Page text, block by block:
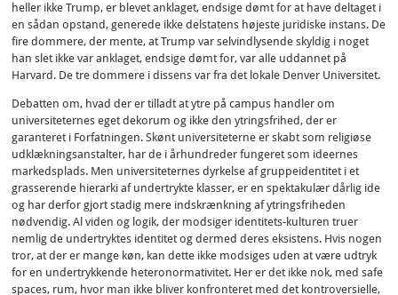
heller ikke Trump, er blevet anklaget, endsige dømt for at have deltaget i
en sådan opstand, generede ikke delstatens højeste juridiske instans. De
fire dommere, der mente, at Trump var selvindlysende skyldig i noget
han slet ikke var anklaget, endsige dømt for, var alle uddannet på
Harvard. De tre dommere i dissens var fra det lokale Denver Universitet.
Debatten om, hvad der er tilladt at ytre på campus handler om
universiteternes eget dekorum og ikke den ytringsfrihed, der er
garanteret i Forfatningen. Skønt universiteterne er skabt som religiøse
udklækningsanstalter, har de i århundreder fungeret som ideernes
markedsplads. Men universiteternes dyrkelse af gruppeidentitet i et
grasserende hierarki af undertrykte klasser, er en spektakulær dårlig ide
og har derfor gjort stadig mere indskrænkning af ytringsfriheden
nødvendig. Al viden og logik, der modsiger identitets-kulturen truer
nemlig de undertryktes identitet og dermed deres eksistens. Hvis nogen
tror, at der er mange køn, kan dette ikke modsiges uden at være udtryk
for en undertrykkende heteronormativitet. Her er det ikke nok, med safe
spaces, rum, hvor man ikke bliver konfronteret med det kontroversielle,